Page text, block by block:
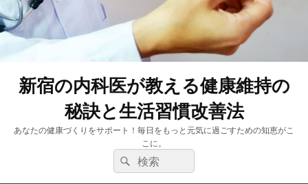
新宿の内科医が教える健康維持の
秘訣と生活習慣改善法
あなたの健康づくりをサポート！毎日をもっと元気に過ごすための知恵がこ
こに。
検
索:
検
索